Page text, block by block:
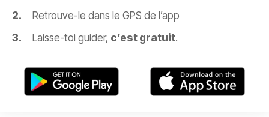
Retrouve-le dans le GPS de l’app
Laisse-toi guider, c’est gratuit.